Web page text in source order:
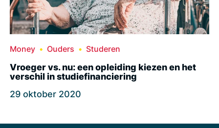
Money Ouders Studeren
Vroeger vs. nu: een opleiding kiezen en het
verschil in studiefinanciering
29 oktober 2020